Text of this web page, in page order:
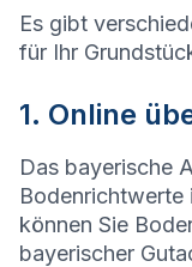
Es gibt
für Ihr
1. Online
Das bayerische
Bodenrichtwerte
können Sie
bayerischer